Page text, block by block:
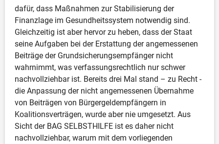
dafür, dass Maßnahmen zur Stabilisierung der
Finanzlage im Gesundheitssystem notwendig sind.
Gleichzeitig ist aber hervor zu heben, dass der Staat
seine Aufgaben bei der Erstattung der angemessenen
Beiträge der Grundsicherungsempfänger nicht
wahrnimmt, was verfassungsrechtlich nur schwer
nachvollziehbar ist. Bereits drei Mal stand – zu Recht -
die Anpassung der nicht angemessenen Übernahme
von Beiträgen von Bürgergeldempfängern in
Koalitionsverträgen, wurde aber nie umgesetzt. Aus
Sicht der BAG SELBSTHILFE ist es daher nicht
nachvollziehbar, warum mit dem vorliegenden